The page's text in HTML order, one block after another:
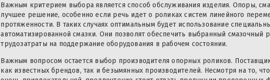
Важным критерием выбора является способ обслуживания изделия. Опоры,
лучшее решение, особенно если речь идет о роликах систем линейного
протяженности. В таких случаях оптимальным будет использование
автоматизированной смазки. Они позволят обеспечить выбранный смазочный
трудозатраты на поддержание оборудования в рабочем состоянии.
Важным вопросом остается выбор производителя опорных роликов.
как известных брендов, так и безымянных производителей. Несмотря на то,